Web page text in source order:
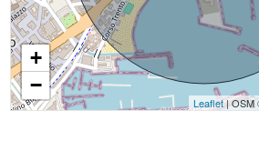
+
−
Leaflet| OSM